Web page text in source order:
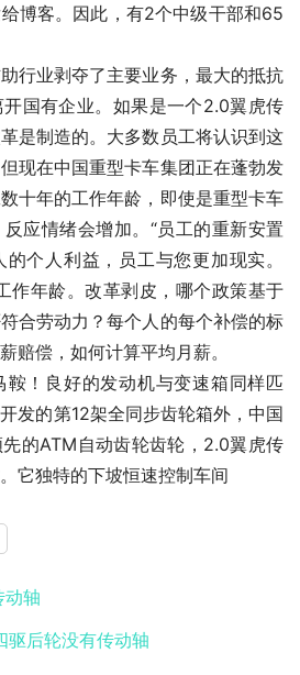
博客。因此，有2个中级干部和65
行业剥夺了主要业务，最大的抵抗
国有企业。如果是一个2.0翼虎传
是制造的。大多数员工将认识到这
现在中国重型卡车集团正在蓬勃发
十年的工作年龄，即使是重型卡车
应情绪会增加。“员工的重新安置
个人利益，员工与您更加现实。
作年龄。改革剥皮，哪个政策基于
合劳动力？每个人的每个补偿的标
赔偿，如何计算平均月薪。
鞍！良好的发动机与变速箱同样匹
发的第12架全同步齿轮箱外，中国
的ATM自动齿轮齿轮，2.0翼虎传
它独特的下坡恒速控制车间
轴
驱后轮没有传动轴